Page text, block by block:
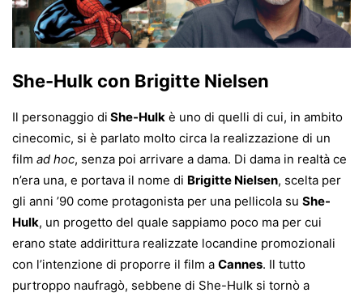
She-Hulk con Brigitte Nielsen
Il personaggio di She-Hulk è uno di quelli di cui, in ambito
cinecomic, si è parlato molto circa la realizzazione di un
film ad hoc, senza poi arrivare a dama. Di dama in realtà ce
n’era una, e portava il nome di Brigitte Nielsen, scelta per
gli anni ’90 come protagonista per una pellicola su She-
Hulk, un progetto del quale sappiamo poco ma per cui
erano state addirittura realizzate locandine promozionali
con l’intenzione di proporre il film a Cannes. Il tutto
purtroppo naufragò, sebbene di She-Hulk si tornò a